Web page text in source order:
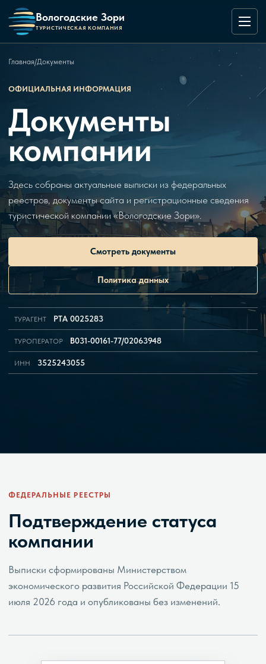
Вологодские Зори
ТУРИСТИЧЕСКАЯ КОМПАНИЯ
Главная/Документы
ОФИЦИАЛЬНАЯ ИНФОРМАЦИЯ
Документы
компании
Здесь собраны актуальные выписки из федеральных
реестров, документы сайта и регистрационные сведения
туристической компании «Вологодские Зори».
Смотреть документы
Политика данных
ТУРАГЕНТ РТА 0025283
ТУРОПЕРАТОР В031-00161-77/02063948
ИНН 3525243055
ФЕДЕРАЛЬНЫЕ РЕЕСТРЫ
Подтверждение статуса
компании
Выписки сформированы Министерством
экономического развития Российской Федерации 15
июля 2026 года и опубликованы без изменений.